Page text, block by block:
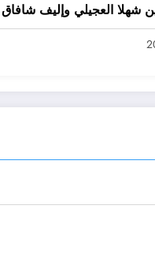
شهلا العجيلي وإليف شافاق